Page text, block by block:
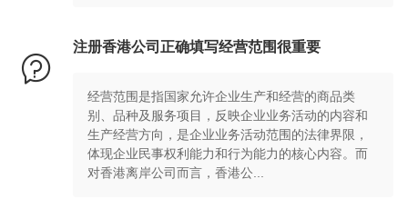

注册香港公司正确填写经营范围很重要
经营范围是指国家允许企业生产和经营的商品类
别、品种及服务项目，反映企业业务活动的内容和
生产经营方向，是企业业务活动范围的法律界限，
体现企业民事权利能力和行为能力的核心内容。而
对香港离岸公司而言，香港公...